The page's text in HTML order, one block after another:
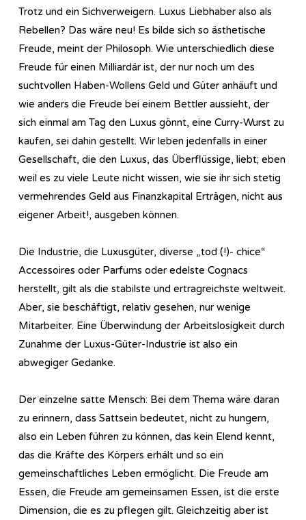
Trotz und ein Sichverweigern. Luxus Liebhaber also als
Rebellen? Das wäre neu! Es bilde sich so ästhetische
Freude, meint der Philosoph. Wie unterschiedlich diese
Freude für einen Milliardär ist, der nur noch um des
suchtvollen Haben-Wollens Geld und Güter anhäuft und
wie anders die Freude bei einem Bettler aussieht, der
sich einmal am Tag den Luxus gönnt, eine Curry-Wurst zu
kaufen, sei dahin gestellt. Wir leben jedenfalls in einer
Gesellschaft, die den Luxus, das Überflüssige, liebt; eben
weil es zu viele Leute nicht wissen, wie sie ihr sich stetig
vermehrendes Geld aus Finanzkapital Erträgen, nicht aus
eigener Arbeit!, ausgeben können.
Die Industrie, die Luxusgüter, diverse „tod (!)- chice“
Accessoires oder Parfums oder edelste Cognacs
herstellt, gilt als die stabilste und ertragreichste weltweit.
Aber, sie beschäftigt, relativ gesehen, nur wenige
Mitarbeiter. Eine Überwindung der Arbeitslosigkeit durch
Zunahme der Luxus-Güter-Industrie ist also ein
abwegiger Gedanke.
Der einzelne satte Mensch: Bei dem Thema wäre daran
zu erinnern, dass Sattsein bedeutet, nicht zu hungern,
also ein Leben führen zu können, das kein Elend kennt,
das die Kräfte des Körpers erhält und so ein
gemeinschaftliches Leben ermöglicht. Die Freude am
Essen, die Freude am gemeinsamen Essen, ist die erste
Dimension, die es zu pflegen gilt. Gleichzeitig aber ist